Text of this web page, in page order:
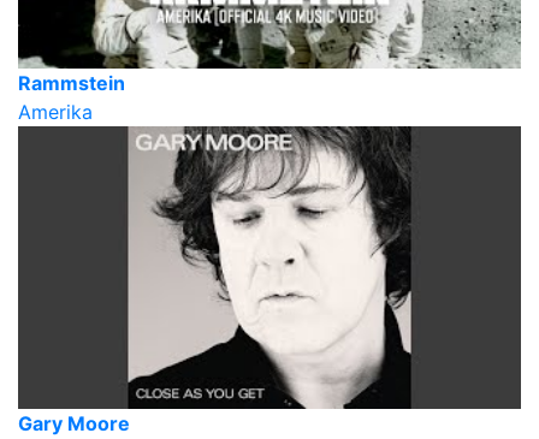
Rammstein
Amerika
Gary Moore